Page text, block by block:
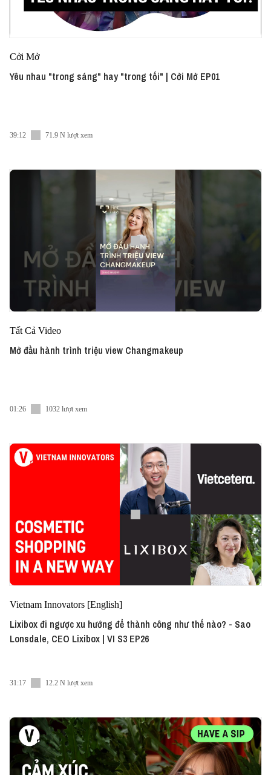
Cởi Mở
Yêu nhau "trong sáng" hay "trong tối" | Cởi Mở EP01
39:12 71.9 N lượt xem
Tất Cả Video
Mở đầu hành trình triệu view Changmakeup
01:26 1032 lượt xem
Vietnam Innovators [English]
Lixibox đi ngược xu hướng để thành công như thế nào? - Sao
Lonsdale, CEO Lixibox | VI S3 EP26
31:17 12.2 N lượt xem